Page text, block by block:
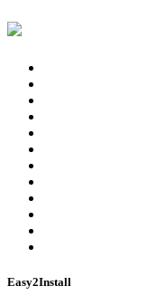
Easy2Install